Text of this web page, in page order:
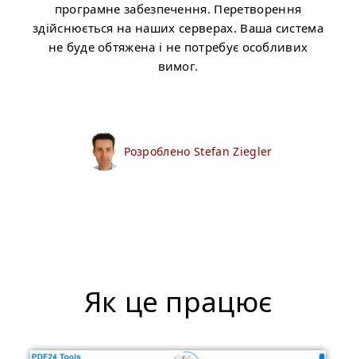
програмне забезпечення. Перетворення
здійснюється на наших серверах. Ваша система
не буде обтяжена і не потребує особливих
вимог.
Розроблено Stefan Ziegler
Як це працює